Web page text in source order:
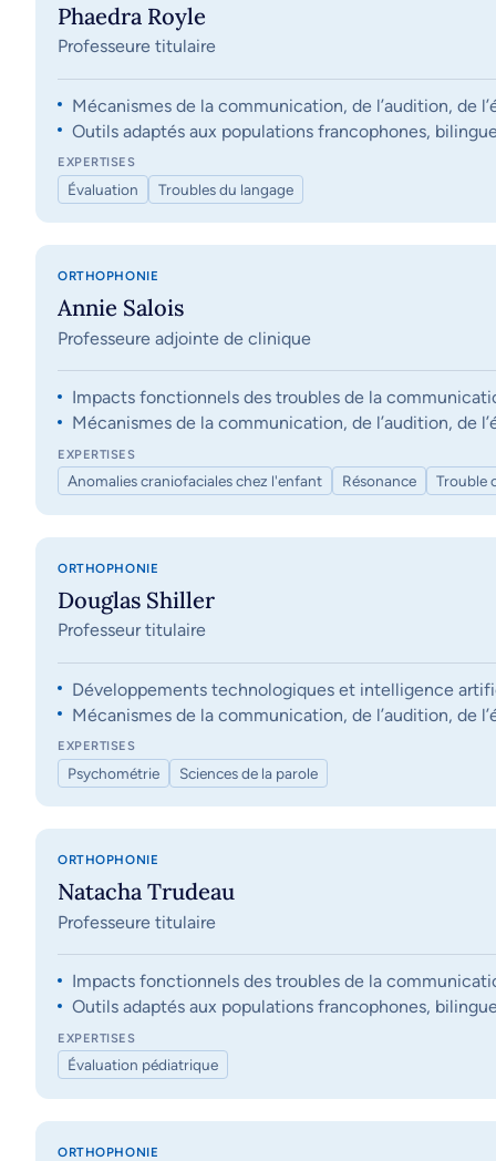
Phaedra Royle
Professeure titulaire
Mécanismes de la communication, de l’audition, de
Outils adaptés aux populations francophones,
EXPERTISES
Évaluation Troubles du langage
ORTHOPHONIE
Annie Salois
Professeure adjointe de clinique
Impacts fonctionnels des troubles de la
Mécanismes de la communication, de l’audition, de
EXPERTISES
Anomalies craniofaciales chez l'enfant Résonance Trouble
ORTHOPHONIE
Douglas Shiller
Professeur titulaire
Développements technologiques et intelligence
Mécanismes de la communication, de l’audition, de
EXPERTISES
Psychométrie Sciences de la parole
ORTHOPHONIE
Natacha Trudeau
Professeure titulaire
Impacts fonctionnels des troubles de la
Outils adaptés aux populations francophones,
EXPERTISES
Évaluation pédiatrique
ORTHOPHONIE